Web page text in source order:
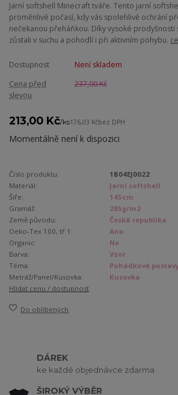
Jarní softshell Minecraft tváře. Tento jarní
proměnlivé počasí, kdy vás spolehlivě ochrání
nečekanou přeháňkou. Díky vysoké
zůstali v suchu a pohodlí i při aktivním pohybu.
Dostupnost
Není skladem
Cena před
slevou
237,00 Kč
213,00 Kč/ks176,03 Kčbez DPH
Momentálně není k dispozici
Číslo produktu:
1B04EJ0022
Materiál:
Jarní softshell
Šíře:
145cm
Gramáž:
285g/m2
Země původu:
Česká republika
Oeko-Tex 100, tř.1:
Ano
Organic:
Ne
Barva:
Vzor
Téma:
Pohádkové
Metráž/Panel/Kusovka:
Kusovka
Hlídat cenu / dostupnost
Do oblíbených
DÁREK
ke každé objednávce zdarma
ŠIROKÝ VÝBĚR